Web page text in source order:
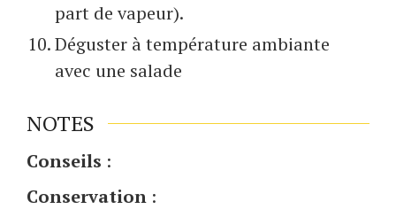
part de vapeur).
Déguster à température ambiante
avec une salade
NOTES
Conseils :
Conservation :